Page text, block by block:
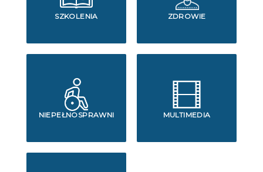
SZKOLENIA ZDROWIE
NIEPEŁNOSPRAWNI MULTIMEDIA